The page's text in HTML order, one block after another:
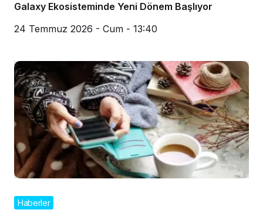
Galaxy Ekosisteminde Yeni Dönem Başlıyor
24 Temmuz 2026 - Cum - 13:40
Haberler